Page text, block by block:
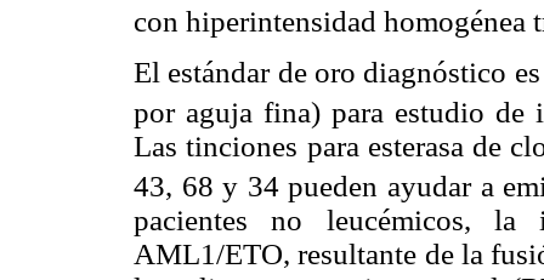
con hiperintensidad homogénea
El estándar de oro diagnóstico
por aguja fina) para estudio de
Las tinciones para esterasa de
43, 68 y 34 pueden ayudar a
pacientes no leucémicos, la
AML1/ETO, resultante de la